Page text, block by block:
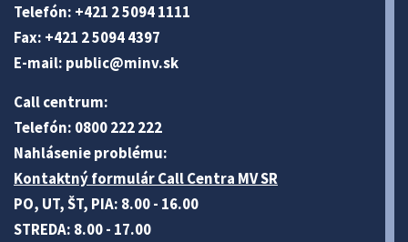
Telefón: +421 2 5094 1111
Fax: +421 2 5094 4397
E-mail: public@minv.sk
Call centrum:
Telefón: 0800 222 222
Nahlásenie problému:
Kontaktný formulár Call Centra MV SR
PO, UT, ŠT, PIA: 8.00 - 16.00
STREDA: 8.00 - 17.00